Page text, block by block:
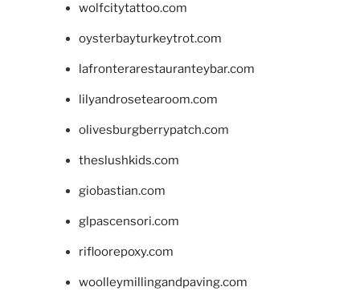
wolfcitytattoo.com
oysterbayturkeytrot.com
lafronterarestauranteybar.com
lilyandrosetearoom.com
olivesburgberrypatch.com
theslushkids.com
giobastian.com
glpascensori.com
rifloorepoxy.com
woolleymillingandpaving.com